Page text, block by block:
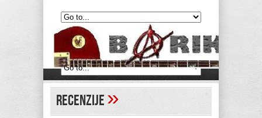
Recenzije»